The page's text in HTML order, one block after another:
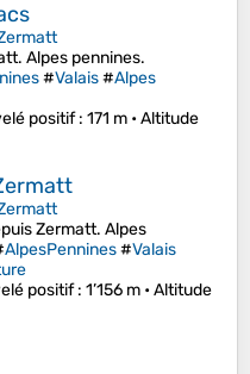
Alpes pennines.
#Valais#Alpes
positif: 171 m •Altitude
Zermatt. Alpes
AlpesPennines#Valais
positif: 1’156 m •Altitude